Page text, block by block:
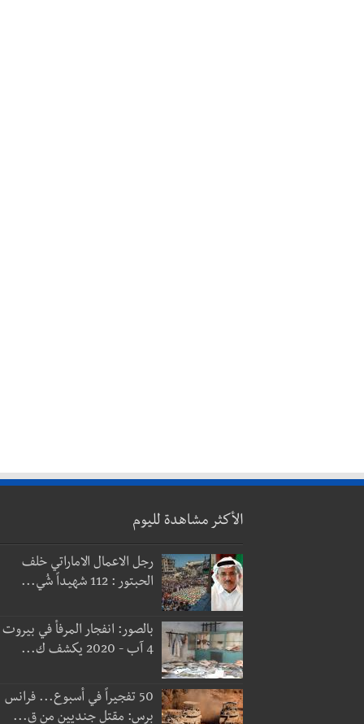
الأكثر مشاهدة لليوم
رجل الاعمال الاماراتي خلف
الحبتور : 112 شهيداً شُي...
بالصور: انفجار المرفأ في بيروت
4 آب - 2020 يكشف ك...
50 تفجيراً في أسبوع... فرانس
برس: مقتل جنديين من ق...